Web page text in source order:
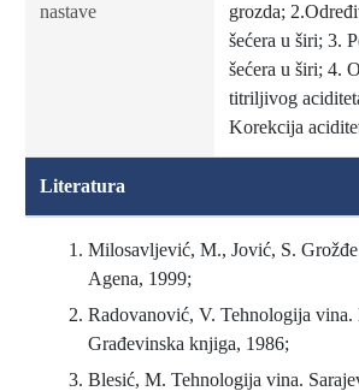
nastave
grozda;
šećera u širi; 3.
šećera u širi; 4.
titriljivog
Korekcija
Literatura
Milosavljević, M., Jović, S.
Agena, 1999;
Radovanović, V. Tehnologija vina.
Građevinska knjiga, 1986;
Blesić, M. Tehnologija vina.